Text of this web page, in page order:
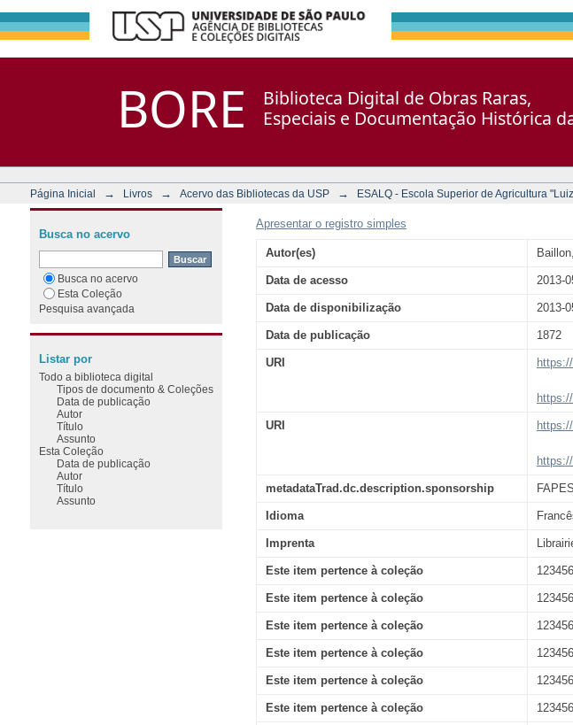
BORE
Biblioteca Digital de Obras Raras,
Especiais e Documentação Histórica
Página Inicial → Livros → Acervo das Bibliotecas da USP → ESALQ - Escola Superior de Agricultura
Apresentar o registro simples
Autor(es)
Data de acesso 2013-
Data de disponibilização 2013-
Data de publicação 1872
URI
URI
metadataTrad.dc.description.sponsorship
Idioma
Imprenta
Este item pertence à coleção
Este item pertence à coleção
Este item pertence à coleção
Este item pertence à coleção
Este item pertence à coleção
Este item pertence à coleção
Busca no acervo
Busca no acervo
Esta Coleção
Pesquisa avançada
Listar por
Todo a biblioteca digital
Tipos de documento & Coleções
Data de publicação
Autor
Título
Assunto
Esta Coleção
Data de publicação
Autor
Título
Assunto